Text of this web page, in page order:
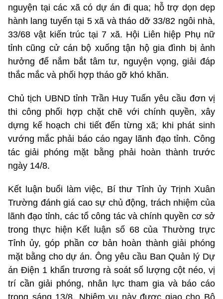
nguyện tại các xã có dự án đi qua; hỗ trợ dọn dẹp
hành lang tuyến tại 5 xã và tháo dỡ 33/82 ngôi nhà,
33/68 vật kiến trúc tại 7 xã. Hội Liên hiệp Phụ nữ
tỉnh cũng cử cán bộ xuống tận hộ gia đình bị ảnh
hưởng để nắm bắt tâm tư, nguyện vọng, giải đáp
thắc mắc và phối hợp tháo gỡ khó khăn.
Chủ tịch UBND tỉnh Trần Huy Tuấn yêu cầu đơn vị
thi công phối hợp chặt chẽ với chính quyền, xây
dựng kế hoạch chi tiết đến từng xã; khi phát sinh
vướng mắc phải báo cáo ngay lãnh đạo tỉnh. Công
tác giải phóng mặt bằng phải hoàn thành trước
ngày 14/8.
Kết luận buổi làm việc, Bí thư Tỉnh ủy Trịnh Xuân
Trường đánh giá cao sự chủ động, trách nhiệm của
lãnh đạo tỉnh, các tổ công tác và chính quyền cơ sở
trong thực hiện Kết luận số 68 của Thường trực
Tỉnh ủy, góp phần cơ bản hoàn thành giải phóng
mặt bằng cho dự án. Ông yêu cầu Ban Quản lý Dự
án Điện 1 khẩn trương rà soát số lượng cột néo, vị
trí cần giải phóng, nhân lực tham gia và báo cáo